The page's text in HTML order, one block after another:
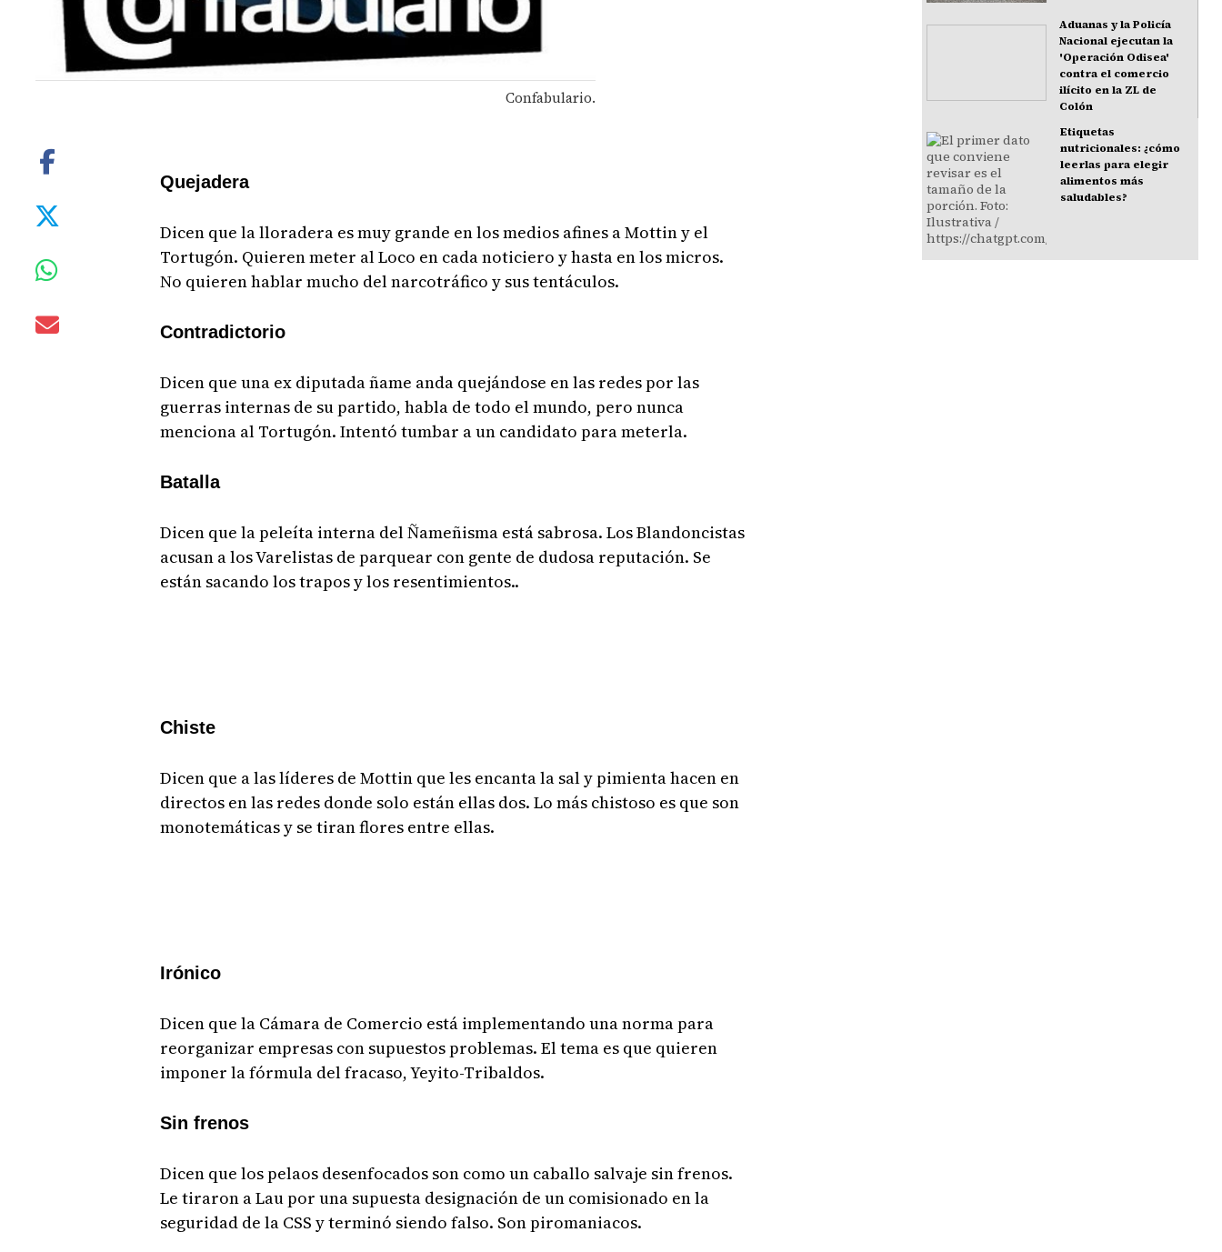
Confabulario.
Quejadera
Dicen que la lloradera es muy grande en los medios afines a Mottin y el
Tortugón. Quieren meter al Loco en cada noticiero y hasta en los micros.
No quieren hablar mucho del narcotráfico y sus tentáculos.
Contradictorio
Dicen que una ex diputada ñame anda quejándose en las redes por las
guerras internas de su partido, habla de todo el mundo, pero nunca
menciona al Tortugón. Intentó tumbar a un candidato para meterla.
Batalla
Dicen que la peleíta interna del Ñameñisma está sabrosa. Los Blandoncistas
acusan a los Varelistas de parquear con gente de dudosa reputación. Se
están sacando los trapos y los resentimientos..
Chiste
Dicen que a las líderes de Mottin que les encanta la sal y pimienta hacen en
directos en las redes donde solo están ellas dos. Lo más chistoso es que son
monotemáticas y se tiran flores entre ellas.
Irónico
Dicen que la Cámara de Comercio está implementando una norma para
reorganizar empresas con supuestos problemas. El tema es que quieren
imponer la fórmula del fracaso, Yeyito-Tribaldos.
Sin frenos
Dicen que los pelaos desenfocados son como un caballo salvaje sin frenos.
Le tiraron a Lau por una supuesta designación de un comisionado en la
seguridad de la CSS y terminó siendo falso. Son piromaniacos.
Aduanas y la Policía
Nacional ejecutan la
'Operación Odisea'
contra el comercio
ilícito en la ZL de
Colón
Etiquetas
nutricionales: ¿cómo
leerlas para elegir
alimentos más
saludables?